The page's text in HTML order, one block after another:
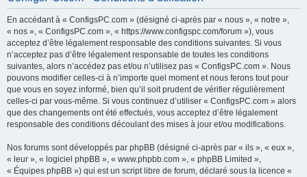
En accédant à « ConfigsPC.com » (désigné ci-après par « nous », « notre »,
« nos », « ConfigsPC.com », « https://www.configspc.com/forum »), vous
acceptez d’être légalement responsable des conditions suivantes. Si vous
n’acceptez pas d’être légalement responsable de toutes les conditions
suivantes, alors n’accédez pas et/ou n’utilisez pas « ConfigsPC.com ». Nous
pouvons modifier celles-ci à n’importe quel moment et nous ferons tout pour
que vous en soyez informé, bien qu’il soit prudent de vérifier régulièrement
celles-ci par vous-même. Si vous continuez d’utiliser « ConfigsPC.com » alors
que des changements ont été effectués, vous acceptez d’être légalement
responsable des conditions découlant des mises à jour et/ou modifications.
Nos forums sont développés par phpBB (désigné ci-après par « ils », « eux »,
« leur », « logiciel phpBB », « www.phpbb.com », « phpBB Limited »,
« Équipes phpBB ») qui est un script libre de forum, déclaré sous la licence «